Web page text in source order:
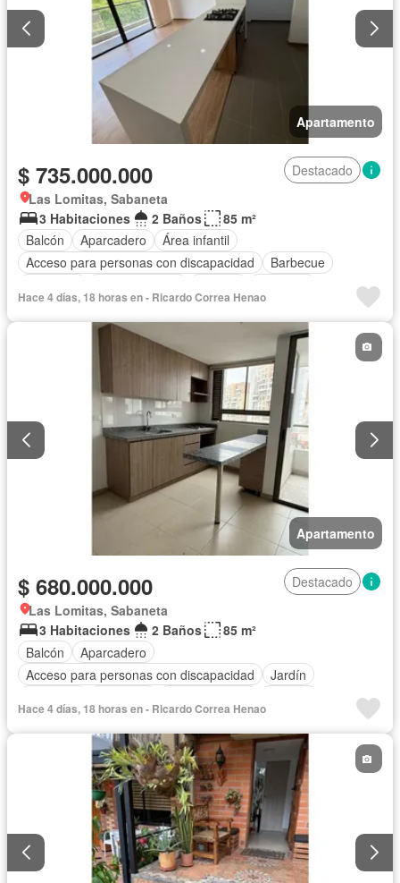
Apartamento
$ 735.000.000
Destacado
Las Lomitas, Sabaneta
3 Habitaciones
2 Baños
85 m²
Balcón
Aparcadero
Área infantil
Acceso para personas con discapacidad
Barbecue
Gas natural
Seguridad privada Piscina
Hace 4 días, 18 horas en - Ricardo Correa Henao
Apartamento
$ 680.000.000
Destacado
Las Lomitas, Sabaneta
3 Habitaciones
2 Baños
85 m²
Balcón
Aparcadero
Acceso para personas con discapacidad
Jardín
Ascensor
Gas natural Seguridad privada
Hace 4 días, 18 horas en - Ricardo Correa Henao